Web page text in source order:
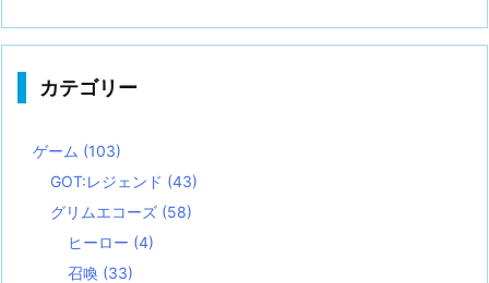
カテゴリー
ゲーム (103)
GOT:レジェンド (43)
グリムエコーズ (58)
ヒーロー (4)
召喚 (33)